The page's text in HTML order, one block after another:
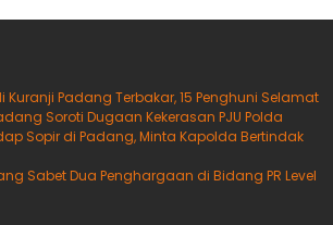
Kuranji Padang Terbakar, 15 Penghuni Selamat
Soroti Dugaan Kekerasan PJU Polda
Sopir di Padang, Minta Kapolda Bertindak
Sabet Dua Penghargaan di Bidang PR Level